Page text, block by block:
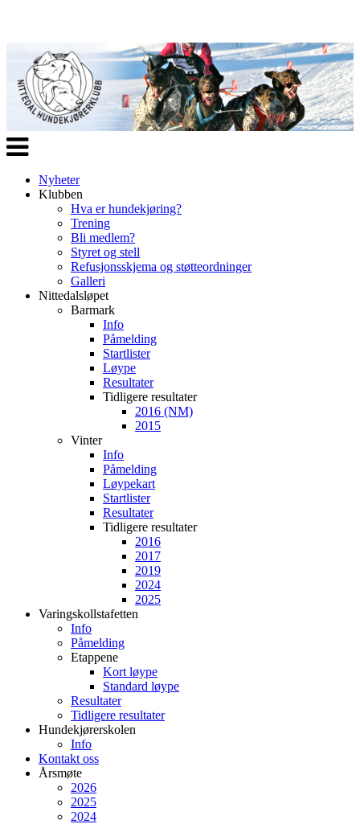
Veksle
navigasjon
Nyheter
Klubben
Hva er hundekjøring?
Trening
Bli medlem?
Styret og stell
Refusjonsskjema og støtteordninger
Galleri
Nittedalsløpet
Barmark
Info
Påmelding
Startlister
Løype
Resultater
Tidligere resultater
2016 (NM)
2015
Vinter
Info
Påmelding
Løypekart
Startlister
Resultater
Tidligere resultater
2016
2017
2019
2024
2025
Varingskollstafetten
Info
Påmelding
Etappene
Kort løype
Standard løype
Resultater
Tidligere resultater
Hundekjørerskolen
Info
Kontakt oss
Årsmøte
2026
2025
2024